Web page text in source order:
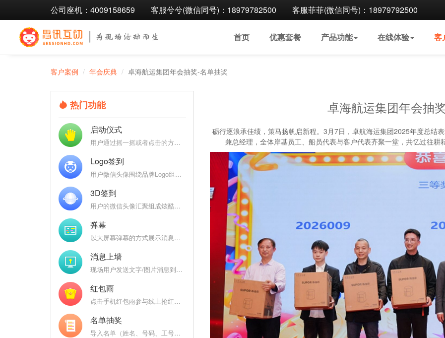
公司座机：4009158659 客服兮兮(微信同号)：18979782500 客服菲菲(微信同号)：18979792500
首页 优惠套餐 产品功能 在线体验 客
客户案例 年会庆典 卓海航运集团年会抽奖-名单抽奖
热门功能
启动仪式
用户通过摇一摇或者点击的方式参与启动仪式，启动聚能，聚能完成后弹出定制特效
Logo签到
用户微信头像围绕品牌Logo组成各式炫酷3D效果：魔方、万花筒、地球、银河，彰显品牌
3D签到
用户的微信头像汇聚组成炫酷的Logo、3D球、3D圆柱、DNA、魔方等炫酷的3D图形
弹幕
以大屏幕弹幕的方式展示消息，后台开启审核，过滤垃圾消息，弹幕互动燃爆现场
消息上墙
现场用户发送文字/图片消息到大屏幕上，大屏幕消息墙轮播上墙图文
红包雨
点击手机红包雨参与线上抢红包（礼品），热闹喜庆的界面为现场增温
名单抽奖
导入名单（姓名、号码、工号、数字）抽奖，支持名单分组和名单权重（工龄）
卓海航运集团年会抽
砺行逐浪承佳绩，策马扬帆启新程。3月7日，卓航海运集团2025年度总结
兼总经理，全体岸基员工、船员代表与客户代表齐聚一堂，共忆过往耕